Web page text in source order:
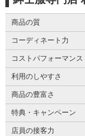
商品の質
コーディネート力
コストパフォーマンス
利用のしやすさ
商品の豊富さ
特典・キャンペーン
店員の接客力